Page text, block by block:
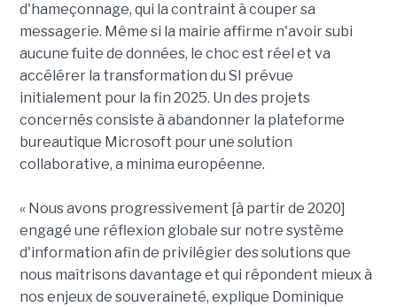
d'hameçonnage, qui la contraint à couper sa
messagerie. Même si la mairie affirme n'avoir subi
aucune fuite de données, le choc est réel et va
accélérer la transformation du SI prévue
initialement pour la fin 2025. Un des projets
concernés consiste à abandonner la plateforme
bureautique Microsoft pour une solution
collaborative, a minima européenne.
« Nous avons progressivement [à partir de 2020]
engagé une réflexion globale sur notre système
d'information afin de privilégier des solutions que
nous maîtrisons davantage et qui répondent mieux à
nos enjeux de souveraineté, explique Dominique